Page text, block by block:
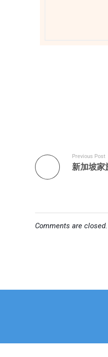
Previous Post
Comments are closed.